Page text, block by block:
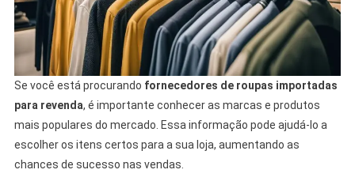
Se você está procurando fornecedores de roupas importadas
para revenda, é importante conhecer as marcas e produtos
mais populares do mercado. Essa informação pode ajudá-lo a
escolher os itens certos para a sua loja, aumentando as
chances de sucesso nas vendas.